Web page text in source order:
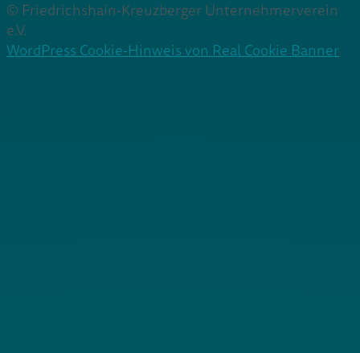
© Friedrichshain-Kreuzberger Unternehmerverein
e.V.
WordPress Cookie-Hinweis von Real Cookie Banner